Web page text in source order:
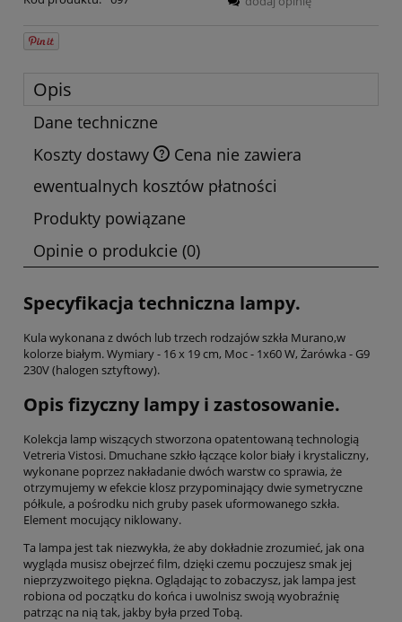
Opis
Dane techniczne
Koszty dostawy
Cena nie zawiera
ewentualnych kosztów płatności
Produkty powiązane
Opinie o produkcie (0)
Specyfikacja techniczna lampy.
Kula wykonana z dwóch lub trzech rodzajów szkła Murano,w
kolorze białym. Wymiary - 16 x 19 cm, Moc - 1x60 W, Żarówka - G9
230V (halogen sztyftowy).
Opis fizyczny lampy i zastosowanie.
Kolekcja lamp wiszących stworzona opatentowaną technologią
Vetreria Vistosi. Dmuchane szkło łączące kolor biały i krystaliczny,
wykonane poprzez nakładanie dwóch warstw co sprawia, że
otrzymujemy w efekcie klosz przypominający dwie symetryczne
półkule, a pośrodku nich gruby pasek uformowanego szkła.
Element mocujący niklowany.
Ta lampa jest tak niezwykła, że aby dokładnie zrozumieć, jak ona
wygląda musisz obejrzeć film, dzięki czemu poczujesz smak jej
nieprzyzwoitego piękna. Oglądając to zobaczysz, jak lampa jest
robiona od początku do końca i uwolnisz swoją wyobraźnię
patrząc na nią tak, jakby była przed Tobą.